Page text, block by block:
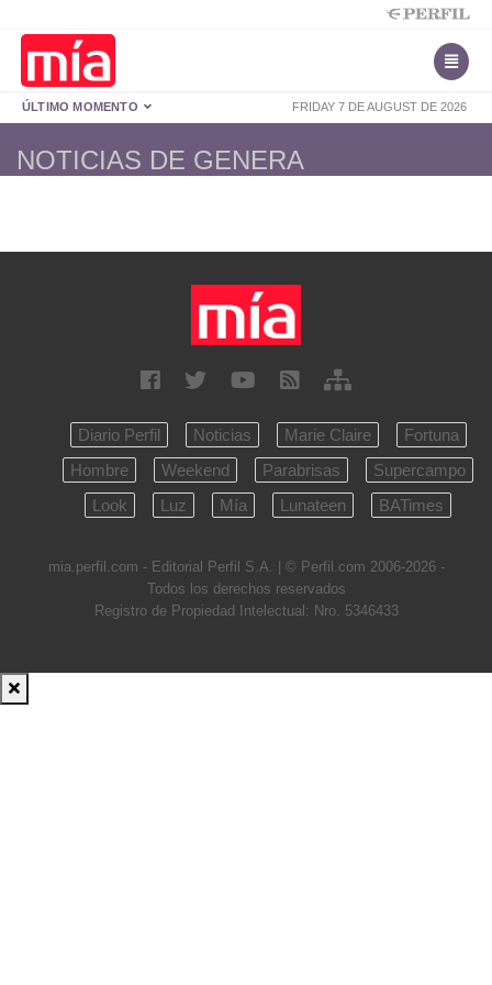
FRIDAY 7 DE AUGUST DE 2026
ÚLTIMO MOMENTO
NOTICIAS DE GENERA
Diario Perfil Noticias Marie Claire
Fortuna
Hombre
Weekend Parabrisas
Supercampo
Look
Luz Mía Lunateen BATimes
mia.perfil.com - Editorial Perfil S.A. | © Perfil.com 2006-2026 -
Todos los derechos reservados
Registro de Propiedad Intelectual: Nro. 5346433